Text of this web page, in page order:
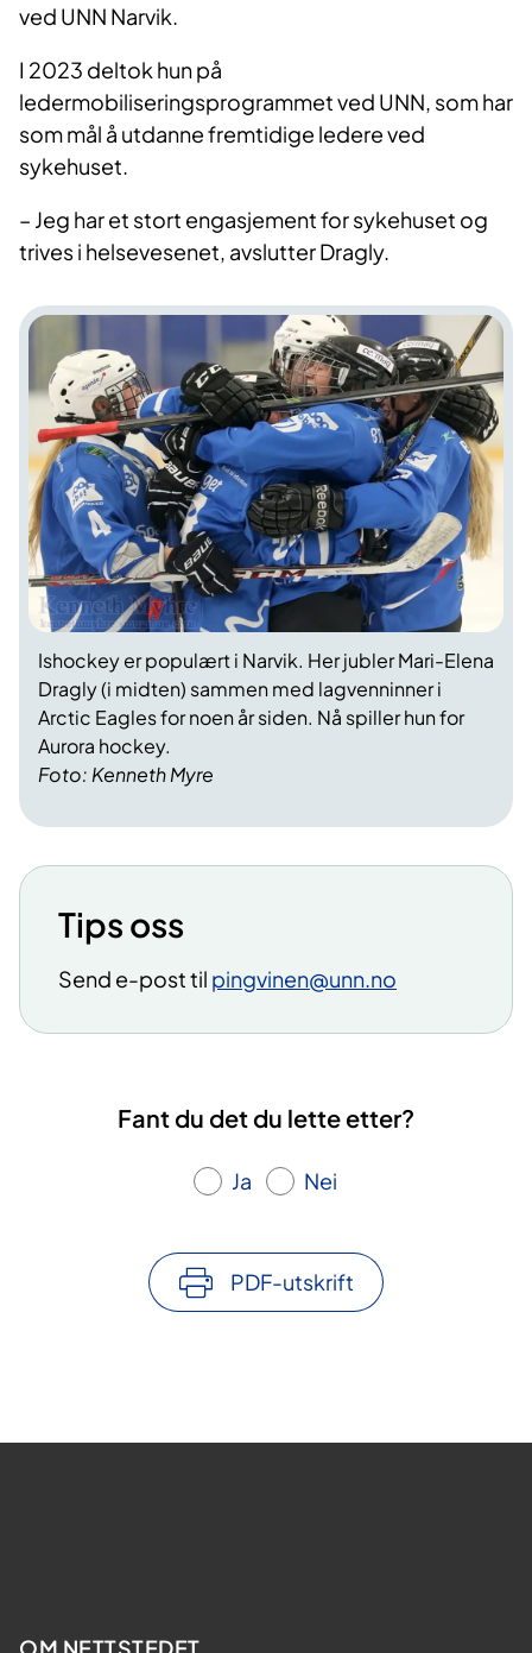
ved UNN Narvik.
I 2023 deltok hun på
ledermobiliseringsprogrammet ved UNN, som har
som mål å utdanne fremtidige ledere ved
sykehuset.
– Jeg har et stort engasjement for sykehuset og
trives i helsevesenet, avslutter Dragly.
Foto: Kenneth Myre
Ishockey er populært i Narvik. Her jubler Mari-Elena
Dragly (i midten) sammen med lagvenninner i
Arctic Eagles for noen år siden. Nå spiller hun for
Aurora hockey.
Tips oss
Send e-post til pingvinen@unn.no
Fant du det du lette etter?
Ja Nei
PDF-utskrift
OM NETTSTEDET